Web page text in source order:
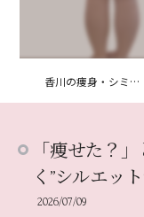
香川の痩身・シミ取りならSalon de Re:me
「痩せた？
く”シルエッ
2026/07/09